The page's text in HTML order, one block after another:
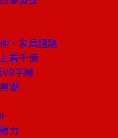
、家具通路
看千億
手機
潮
力